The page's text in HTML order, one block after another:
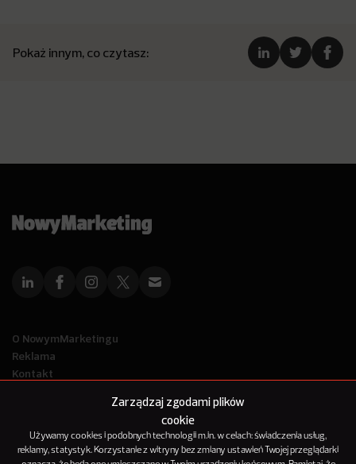
Zarządzaj zgodami plików
cookie
Używamy cookies i podobnych technologii m.in. w celach: świadczenia usług,
reklamy, statystyk. Korzystanie z witryny bez zmiany ustawień Twojej przeglądarki
Pokaż innym, co czytasz:
O NowymMarketingu
Reklama
Kontakt